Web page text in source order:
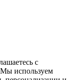
с
используем